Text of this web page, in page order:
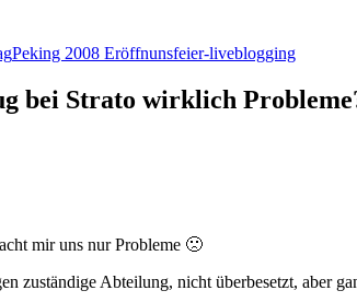
Peking 2008 Eröffnunsfeier-liveblogging
bei Strato wirklich
mir uns nur Probleme 🙁
zuständige Abteilung, nicht überbesetzt, aber